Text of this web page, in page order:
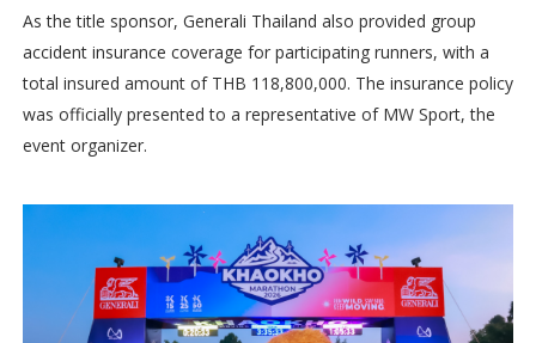
As the title sponsor, Generali Thailand also provided group
accident insurance coverage for participating runners, with a
total insured amount of THB 118,800,000. The insurance policy
was officially presented to a representative of MW Sport, the
event organizer.